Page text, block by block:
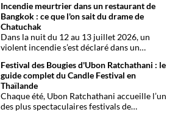
international de Phuket, situé à un peu plus
d’une heure de route. Que vous arriviez de
Bangkok, Phuket, Krabi, Surat Thani ou de
Khao Sok, voici toutes les solutions pour
organiser votre trajet dans les meilleures
conditions.
Incendie meurtrier dans un restaurant de
Bangkok : ce que l'on sait du drame de
Chatuchak
Dans la nuit du 12 au 13 juillet 2026, un
violent incendie s’est déclaré dans un
de Chatuchak, à Bangkok. Le bilan
provisoire est particulièrement lourd avec
au moins 27 morts et plusieurs dizaines de
blessés.
Festival des Bougies d'Ubon Ratchathani : le
guide complet du Candle Festival en
Thaïlande
Chaque été, Ubon Ratchathani accueille l’un
des plus spectaculaires festivals de